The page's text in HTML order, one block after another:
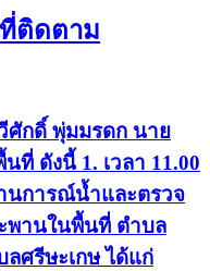
ติดตาม
ศักดิ์ พุ่มมรดก นาย
ที่ ดังนี้ 1. เวลา 11.00
นการณ์น้ำและตรวจ
พานในพื้นที่ ตำบล
ศรีษะเกษ ได้แก่